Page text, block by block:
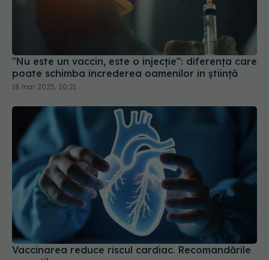
"Nu este un vaccin, este o injecție": diferența care
poate schimba încrederea oamenilor în știință
Vaccinarea reduce riscul cardiac. Recomandările
experților
28 aug 2025, 22:30